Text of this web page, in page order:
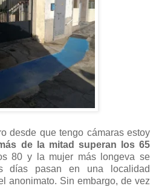
desde que tengo cámaras estoy
de la mitad superan los 65
80 y la mujer más longeva se
días pasan en una localidad
anonimato. Sin embargo, de vez